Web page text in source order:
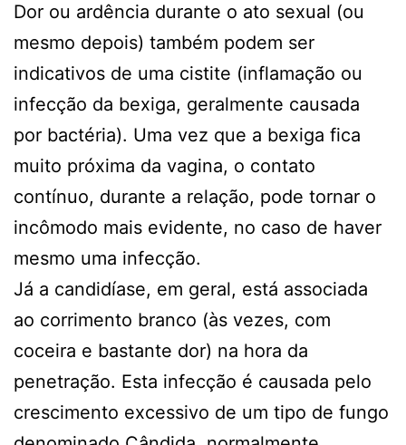
Dor ou ardência durante o ato sexual (ou
mesmo depois) também podem ser
indicativos de uma cistite (inflamação ou
infecção da bexiga, geralmente causada
por bactéria). Uma vez que a bexiga fica
muito próxima da vagina, o contato
contínuo, durante a relação, pode tornar o
incômodo mais evidente, no caso de haver
mesmo uma infecção.
Já a candidíase, em geral, está associada
ao corrimento branco (às vezes, com
coceira e bastante dor) na hora da
penetração. Esta infecção é causada pelo
crescimento excessivo de um tipo de fungo